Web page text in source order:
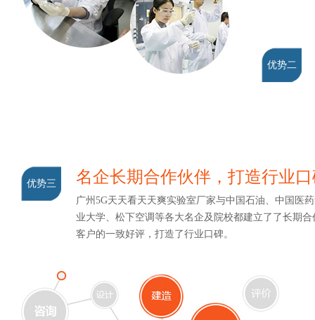
优势二
优势三 名企长期合作伙伴，打造行业
广州5G天天看天天爽实验室厂家与中国石油、中国医药
业大学、松下空调等各大名企及院校都建立了了长期合作
客户的一致好评，打造了行业口碑。